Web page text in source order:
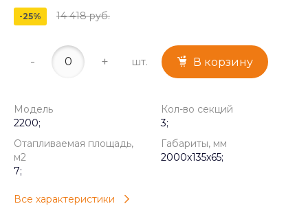
-25% 14 418 руб.
- + шт. В корзину
Модель
2200;
Кол-во секций
3;
Отапливаемая площадь,
м2
7;
Габариты, мм
2000x135x65;
Все характеристики